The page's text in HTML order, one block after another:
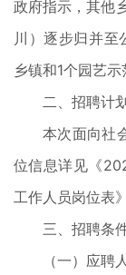
政府指示，其他
川）逐步归并至
乡镇和1个园艺示
二、招聘计
本次面向社
位信息详见《
工作人员岗位表
三、招聘条
（一）应聘